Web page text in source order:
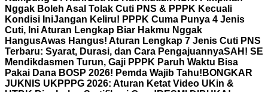
Nggak Boleh Asal Tolak Cuti PNS & PPPK Kecuali
Kondisi IniJangan Keliru! PPPK Cuma Punya 4 Jenis
Cuti, Ini Aturan Lengkap Biar Hakmu Nggak
HangusAwas Hangus! Aturan Lengkap 7 Jenis Cuti PNS
Terbaru: Syarat, Durasi, dan Cara PengajuannyaSAH! SE
Mendikdasmen Turun, Gaji PPPK Paruh Waktu Bisa
Pakai Dana BOSP 2026! Pemda Wajib Tahu! BONGKAR
JUKNIS UKPPPG 2026: Aturan Ketat Video UKin &